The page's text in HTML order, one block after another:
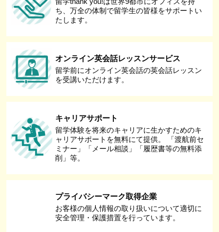
ち、万全の体制で留学生の皆様をサポートい
たします。
オンライン英会話レッスンサービス
留学前にオンライン英会話の英会話レッスン
を受講いただけます。
キャリアサポート
留学体験を将来のキャリアに生かすためのキ
ャリアサポートを無料にて提供。 「渡航前セ
ミナー」「メール相談」「履歴書等の無料添
削」等。
プライバシーマーク取得企業
お客様の個人情報の取り扱いについて適切に
安全管理・保護措置を行っています。